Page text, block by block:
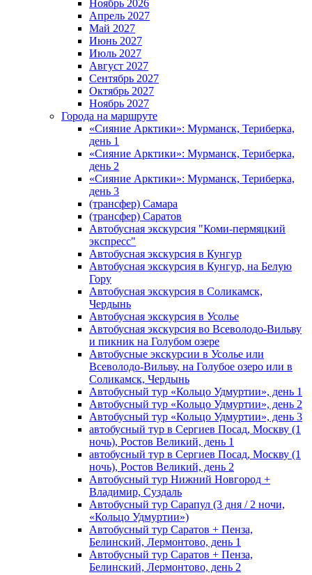
Ноябрь 2026
Апрель 2027
Май 2027
Июнь 2027
Июль 2027
Август 2027
Сентябрь 2027
Октябрь 2027
Ноябрь 2027
Города на маршруте
«Сияние Арктики»: Мурманск, Териберка,
день 1
«Сияние Арктики»: Мурманск, Териберка,
день 2
«Сияние Арктики»: Мурманск, Териберка,
день 3
(трансфер) Самара
(трансфер) Саратов
Автобусная экскурсия "Коми-пермяцкий
экспресс"
Автобусная экскурсия в Кунгур
Автобусная экскурсия в Кунгур, на Белую
Гору
Автобусная экскурсия в Соликамск,
Чердынь
Автобусная экскурсия в Усолье
Автобусная экскурсия во Всеволодо-Вильву
и пикник на Голубом озере
Автобусные экскурсии в Усолье или
Всеволодо-Вильву, на Голубое озеро или в
Соликамск, Чердынь
Автобусный тур «Кольцо Удмуртии», день 1
Автобусный тур «Кольцо Удмуртии», день 2
Автобусный тур «Кольцо Удмуртии», день 3
автобусный тур в Сергиев Посад, Москву (1
ночь), Ростов Великий, день 1
автобусный тур в Сергиев Посад, Москву (1
ночь), Ростов Великий, день 2
Автобусный тур Нижний Новгород +
Владимир, Суздаль
Автобусный тур Сарапул (3 дня / 2 ночи,
«Кольцо Удмуртии»)
Автобусный тур Саратов + Пенза,
Белинский, Лермонтово, день 1
Автобусный тур Саратов + Пенза,
Белинский, Лермонтово, день 2